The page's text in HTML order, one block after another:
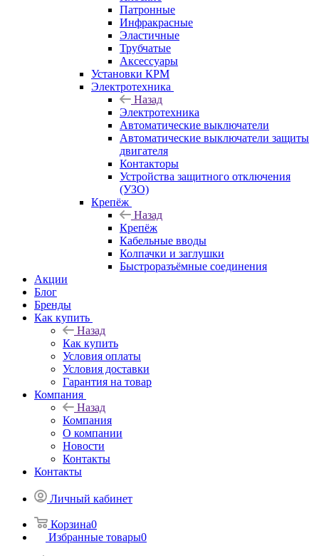
Патронные
Инфракрасные
Эластичные
Трубчатые
Аксессуары
Установки КРМ
Электротехника
Назад
Электротехника
Автоматические выключатели
Автоматические выключатели защиты
двигателя
Контакторы
Устройства защитного отключения
(УЗО)
Крепёж
Назад
Крепёж
Кабельные вводы
Колпачки и заглушки
Быстроразъёмные соединения
Акции
Блог
Бренды
Как купить
Назад
Как купить
Условия оплаты
Условия доставки
Гарантия на товар
Компания
Назад
Компания
О компании
Новости
Контакты
Контакты
Личный кабинет
Корзина0
Избранные товары0